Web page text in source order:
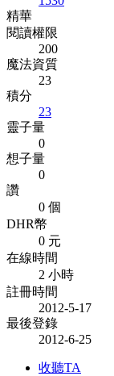
精華
閱讀權限
200
魔法資質
23
積分
23
靈子量
0
想子量
0
讚
0 個
DHR幣
0 元
在線時間
2 小時
註冊時間
2012-5-17
最後登錄
2012-6-25
收聽TA